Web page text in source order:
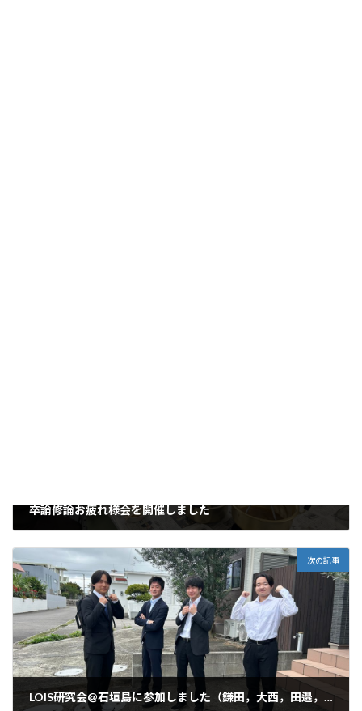
卒論修論お疲れ様会を開催しました
次の記事
LOIS研究会@石垣島に参加しました（鎌田，大西，田邉，日髙，平野，牧）